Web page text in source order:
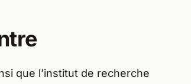
que l’institut de recherche